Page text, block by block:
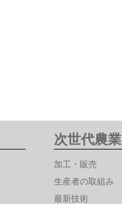
次世代農業
加工・販売
生産者の取組み
最新技術